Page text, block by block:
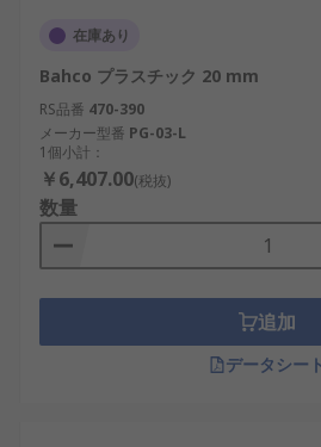
在庫あり
Bahco プラスチック 20 mm
RS品番 470-390
メーカー型番 PG-03-L
1個小計：
￥6,407.00(税抜)
数量
追加
データシート